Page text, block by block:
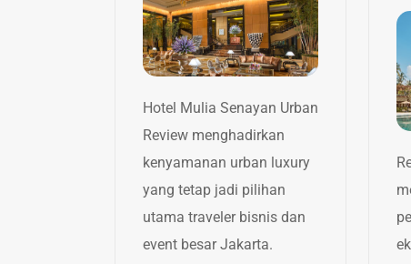
Hotel Mulia Senayan Urban
Review menghadirkan
kenyamanan urban luxury
yang tetap jadi pilihan
utama traveler bisnis dan
event besar Jakarta.